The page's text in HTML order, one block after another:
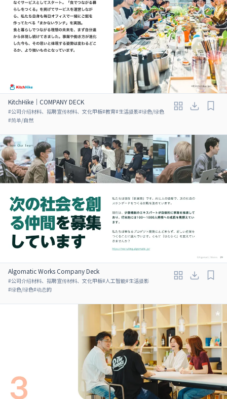
KitchHike｜COMPANY DECK
#公司介绍材料、招聘宣传材料、文化甲板#教育#生活摄影#绿色/绿色
#简单/自然
Algomatic Works Company Deck
#公司介绍材料、招聘宣传材料、文化甲板#人工智能#生活摄影
#绿色/绿色#动态的